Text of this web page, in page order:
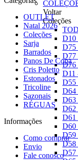
Voltar
Coleções
D10
D75
D77
D76
D11
D55
D64
D63
D62
D61
D60
D59
D57
OUTLET
Natal 2026
Coleções
Sarja
Barrados
Panos De Copa
Cris Poletto
Estonados
Tricoline
Sazonais
RÉGUAS
Informações
Como comprar
Envio
Fale conosco